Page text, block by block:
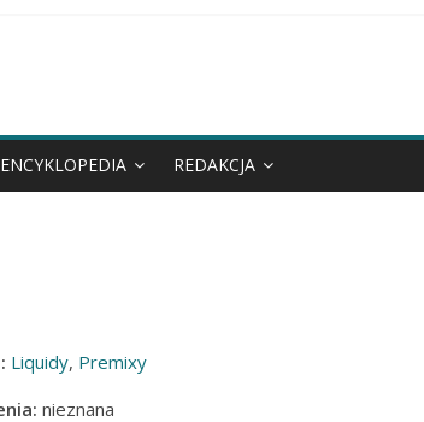
ENCYKLOPEDIA REDAKCJA
Liquidy, Premixy
nieznana